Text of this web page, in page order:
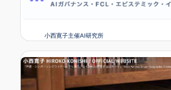
小西寛子主催AI研究所